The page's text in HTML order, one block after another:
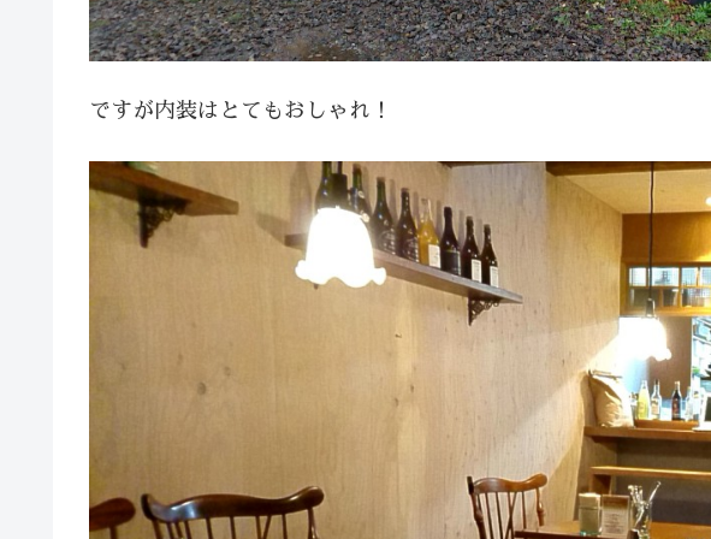
ですが内装はとてもおしゃれ！